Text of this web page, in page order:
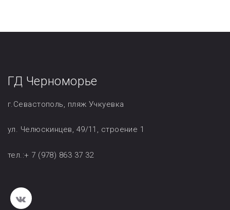
ГД Черноморье
г.Севастополь, пляж Учкуевка
ул. Челюскинцев, 49/11, строение 1
тел.:+ 7 (978) 863 37 32